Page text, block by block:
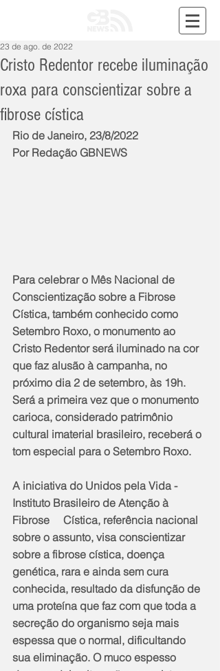
Cristo Redentor recebe iluminação
roxa para conscientizar sobre a
fibrose cística
23 de ago. de 2022
Rio de Janeiro, 23/8/2022
Por Redação GBNEWS
Para celebrar o Mês Nacional de
Conscientização sobre a Fibrose
Cística, também conhecido como
Setembro Roxo, o monumento ao
Cristo Redentor será iluminado na cor
que faz alusão à campanha, no
próximo dia 2 de setembro, às 19h.
Será a primeira vez que o monumento
carioca, considerado patrimônio
cultural imaterial brasileiro, receberá o
tom especial para o Setembro Roxo.
A iniciativa do Unidos pela Vida -
Instituto Brasileiro de Atenção à
Fibrose     Cística, referência nacional
sobre o assunto, visa conscientizar
sobre a fibrose cística, doença
genética, rara e ainda sem cura
conhecida, resultado da disfunção de
uma proteína que faz com que toda a
secreção do organismo seja mais
espessa que o normal, dificultando
sua eliminação. O muco espesso